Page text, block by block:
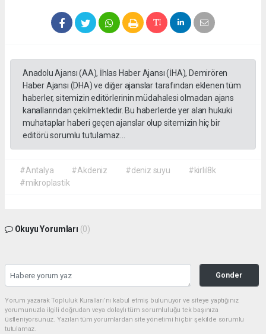
Anadolu Ajansı (AA), İhlas Haber Ajansı (İHA), Demirören
Haber Ajansı (DHA) ve diğer ajanslar tarafından eklenen tüm
haberler, sitemizin editörlerinin müdahalesi olmadan ajans
kanallarından çekilmektedir. Bu haberlerde yer alan hukuki
muhataplar haberi geçen ajanslar olup sitemizin hiç bir
editörü sorumlu tutulamaz...
#Antalya #Akdeniz #deniz suyu
#kirlil8k
#mikroplastik
Okuyu Yorumları (0)
Gonder
Yorum yazarak Topluluk Kuralları’nı kabul etmiş bulunuyor ve siteye yaptığınız
yorumunuzla ilgili doğrudan veya dolaylı tüm sorumluluğu tek başınıza
üstleniyorsunuz. Yazılan tüm yorumlardan site yönetimi hiçbir şekilde sorumlu
tutulamaz.